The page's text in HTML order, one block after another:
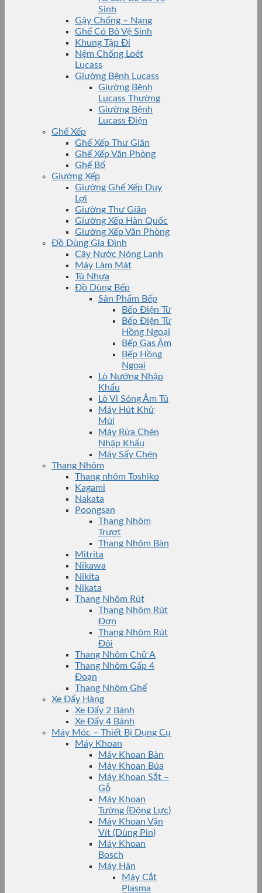
Sinh
Gậy Chống – Nạng
Ghế Có Bô Vệ Sinh
Khung Tập Đi
Nệm Chống Loét
Lucass
Giường Bệnh Lucass
Giường Bệnh
Lucass Thường
Giường Bệnh
Lucass Điện
Ghế Xếp
Ghế Xếp Thư Giãn
Ghế Xếp Văn Phòng
Ghế Bố
Giường Xếp
Giường Ghế Xếp Duy
Lợi
Giường Thư Giãn
Giường Xếp Hàn Quốc
Giường Xếp Văn Phòng
Đồ Dùng Gia Đình
Cây Nước Nóng Lạnh
Máy Làm Mát
Tủ Nhựa
Đồ Dùng Bếp
Sản Phẩm Bếp
Bếp Điện Từ
Bếp Điện Từ
Hồng Ngoại
Bếp Gas Âm
Bếp Hồng
Ngoại
Lò Nướng Nhập
Khẩu
Lò Vi Sóng Âm Tủ
Máy Hút Khử
Mùi
Máy Rửa Chén
Nhập Khẩu
Máy Sấy Chén
Thang Nhôm
Thang nhôm Toshiko
Kagami
Nakata
Poongsan
Thang Nhôm
Trượt
Thang Nhôm Bàn
Mitrita
Nikawa
Nikita
Nikata
Thang Nhôm Rút
Thang Nhôm Rút
Đơn
Thang Nhôm Rút
Đôi
Thang Nhôm Chữ A
Thang Nhôm Gấp 4
Đoạn
Thang Nhôm Ghế
Xe Đẩy Hàng
Xe Đẩy 2 Bánh
Xe Đẩy 4 Bánh
Máy Móc – Thiết Bị Dụng Cụ
Máy Khoan
Máy Khoan Bàn
Máy Khoan Búa
Máy Khoan Sắt –
Gỗ
Máy Khoan
Tường (Động Lực)
Máy Khoan Vặn
Vít (Dùng Pin)
Máy Khoan
Bosch
Máy Hàn
Máy Cắt
Plasma